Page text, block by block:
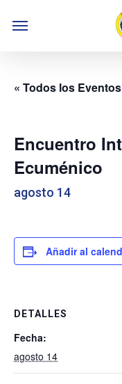
Menu
« Todos los Eventos
Encuentro
Ecuménico
agosto 14
Añadir al
DETALLES
Fecha:
agosto 14